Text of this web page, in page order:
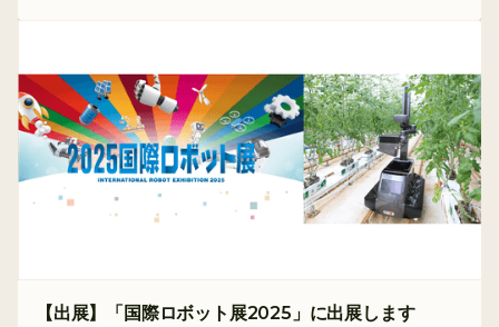
【出展】「国際ロボット展2025」に出展します